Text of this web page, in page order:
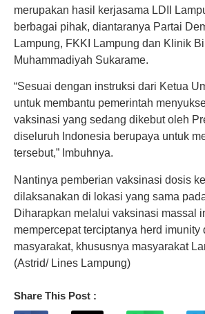
merupakan hasil kerjasama LDII
berbagai pihak, diantaranya Partai
Lampung, FKKI Lampung dan Klinik
Muhammadiyah Sukarame.
“Sesuai dengan instruksi dari Ketua
untuk membantu pemerintah
vaksinasi yang sedang dikebut oleh
diseluruh Indonesia berupaya untuk
tersebut,” Imbuhnya.
Nantinya pemberian vaksinasi dosis
dilaksanakan di lokasi yang sama
Diharapkan melalui vaksinasi massal
mempercepat terciptanya herd imunity
masyarakat, khususnya masyarakat
(Astrid/ Lines Lampung)
Share This Post :